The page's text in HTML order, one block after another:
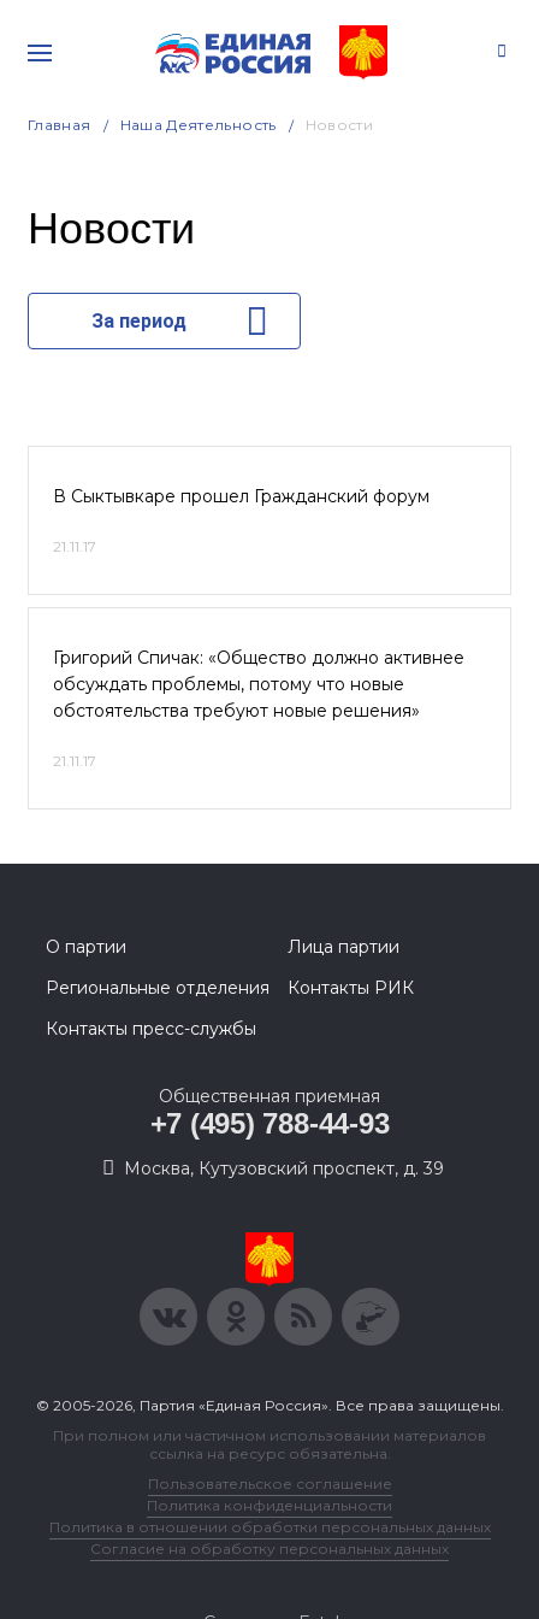
Главная Наша Деятельность Новости
Новости
За период
В Сыктывкаре прошел Гражданский форум
21.11.17
Григорий Спичак: «Общество должно активнее
обсуждать проблемы, потому что новые
обстоятельства требуют новые решения»
21.11.17
О партии
Лица партии
Региональные отделения
Контакты РИК
Контакты пресс-службы
Общественная приемная
+7 (495) 788-44-93
Москва, Кутузовский проспект, д. 39
© 2005-2026, Партия «Единая Россия». Все права защищены.
При полном или частичном использовании материалов
ссылка на ресурс обязательна.
Пользовательское соглашение
Политика конфиденциальности
Политика в отношении обработки персональных данных
Согласие на обработку персональных данных